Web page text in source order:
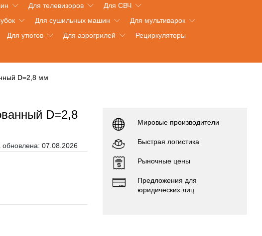
Для телевизоров
Для СВЧ
Для сушильных машин
Для мультиварок
Для утюгов Для аэрогрилей
Рециркуляторы
D=2,8 мм
D=2,8
обновлена: 07.08.2026
Мировые производители
Быстрая логистика
Рыночные цены
Предложения для
юридических лиц